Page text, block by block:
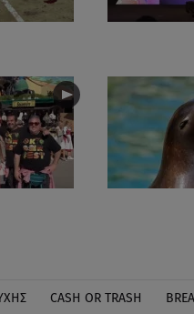
CASH OR TRASH